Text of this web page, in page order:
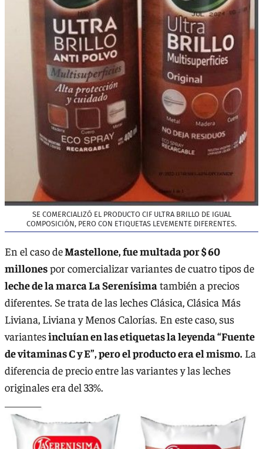
SE COMERCIALIZÓ EL PRODUCTO CIF ULTRA BRILLO DE IGUAL
COMPOSICIÓN, PERO CON ETIQUETAS LEVEMENTE DIFERENTES.
En el caso deMastellone, fue multada por $ 60
millonespor comercializar variantes de cuatro tipos de
leche de la marca La Serenísimatambién a precios
diferentes. Se trata de las leches Clásica, Clásica Más
Liviana, Liviana y Menos Calorías. En este caso, sus
variantesincluían en las etiquetas la leyenda “Fuente
de vitaminas C y E”, pero el producto era el mismo. La
diferencia de precio entre las variantes y las leches
originales era del 33%.